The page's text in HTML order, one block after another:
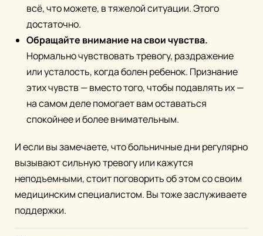
всё, что можете, в тяжелой ситуации. Этого
достаточно.
Обращайте внимание на свои чувства.
Нормально чувствовать тревогу, раздражение
или усталость, когда болен ребенок. Признание
этих чувств — вместо того, чтобы подавлять их —
на самом деле помогает вам оставаться
спокойнее и более внимательным.
И если вы замечаете, что больничные дни регулярно
вызывают сильную тревогу или кажутся
неподъемными, стоит поговорить об этом со своим
медицинским специалистом. Вы тоже заслуживаете
поддержки.